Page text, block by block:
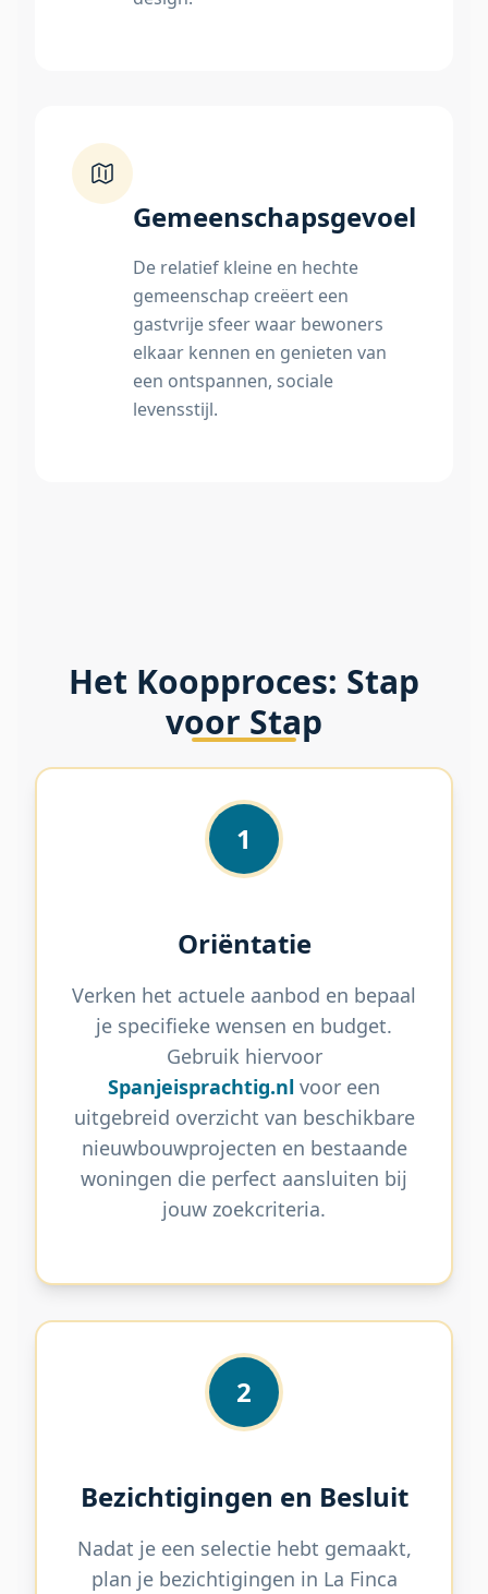
Gemeenschapsgevoel
De relatief kleine en hechte
gemeenschap creëert een
gastvrije sfeer waar bewoners
elkaar kennen en genieten van
een ontspannen, sociale
levensstijl.
Het Koopproces: Stap
voor Stap
1
Oriëntatie
Verken het actuele aanbod en bepaal
je specifieke wensen en budget.
Gebruik hiervoor
Spanjeisprachtig.nl voor een
uitgebreid overzicht van beschikbare
nieuwbouwprojecten en bestaande
woningen die perfect aansluiten bij
jouw zoekcriteria.
2
Bezichtigingen en Besluit
Nadat je een selectie hebt gemaakt,
plan je bezichtigingen in La Finca